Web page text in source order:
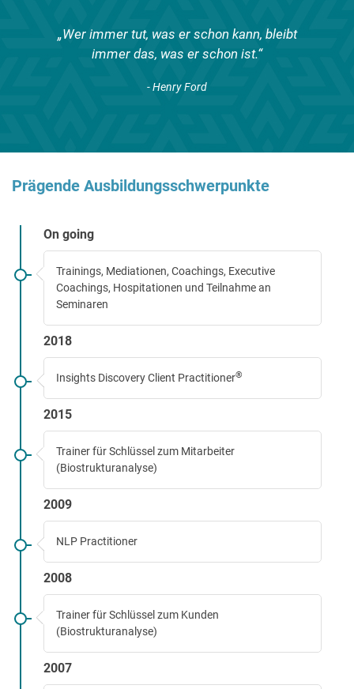
„Wer immer tut, was er schon kann, bleibt
immer das, was er schon ist.“
- Henry Ford
Prägende Ausbildungsschwerpunkte
On going
Trainings, Mediationen, Coachings, Executive
Coachings, Hospitationen und Teilnahme an
Seminaren
2018
Insights Discovery Client Practitioner®
2015
Trainer für Schlüssel zum Mitarbeiter
(Biostrukturanalyse)
2009
NLP Practitioner
2008
Trainer für Schlüssel zum Kunden
(Biostrukturanalyse)
2007